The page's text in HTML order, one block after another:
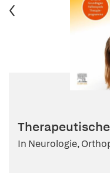
In Neurologie,